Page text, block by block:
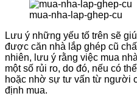
mua-nha-lap-ghep-cu
Lưu ý những yếu tố trên sẽ
được căn nhà lắp ghép cũ
nhiên, lưu ý rằng việc mua
một số rủi ro, do đó, nếu có
hoặc nhờ sự tư vấn từ người
định mua.